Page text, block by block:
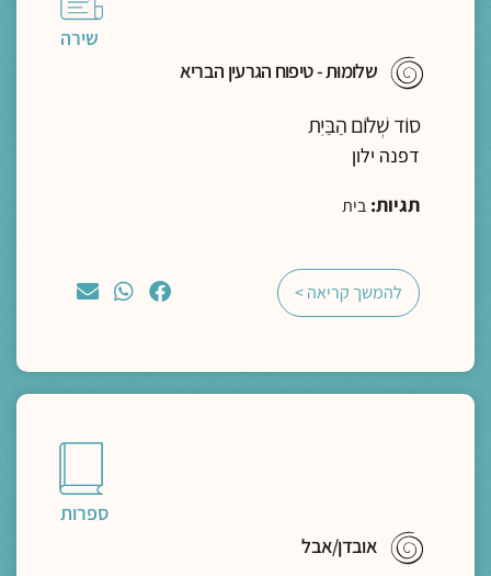
שירה
שלומוּת - טיפוח הגרעין הבריא
סוֹד שְׁלוֹם הַבַּיִת
דפנה ילון
תגיות: בית
להמשך קריאה >
ספרות
אובדן/אבל